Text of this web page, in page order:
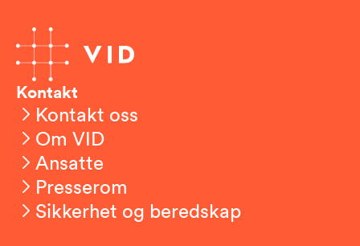
Kontakt
Kontakt oss
Om VID
Ansatte
Presserom
Sikkerhet og beredskap